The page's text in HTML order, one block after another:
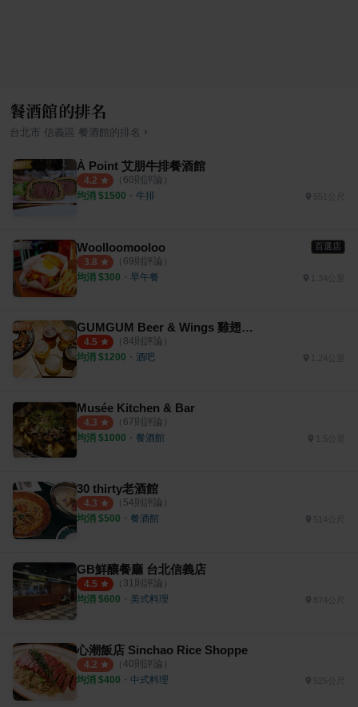
餐酒館的排名
台北市 信義區 餐酒館 的排名 ›
À Point 艾朋牛排餐酒館
4.2 （ 60則評論）
均消 $1500 ・ 牛排 551公尺
Woolloomooloo 百選店
3.8 （ 69則評論）
均消 $300 ・ 早午餐 1.34公里
GUMGUM Beer & Wings 雞翅啤酒吧
4.5 （ 84則評論）
均消 $1200 ・ 酒吧 1.24公里
Musée Kitchen & Bar
4.3 （ 67則評論）
均消 $1000 ・ 餐酒館 1.5公里
30 thirty老酒館
4.3 （ 54則評論）
均消 $500 ・ 餐酒館 514公尺
GB鮮釀餐廳 台北信義店
4.5 （ 31則評論）
均消 $600 ・ 美式料理 874公尺
心潮飯店 Sinchao Rice Shoppe
4.2 （ 40則評論）
均消 $400 ・ 中式料理 525公尺